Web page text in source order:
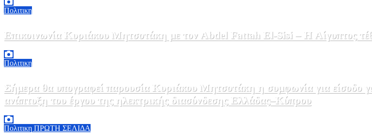
Πολιτικη
Επικοινωνία Κυριάκου Μητσοτάκη με τον Abdel Fattah El-Sisi – Η Αίγυπτος
Πολιτικη
Σήμερα θα υπογραφεί παρουσία Κυριάκου Μητσοτάκη η συμφωνία για είσοδο
ανάπτυξη του έργου της ηλεκτρικής διασύνδεσης Ελλάδας–Κύπρου
Πολιτικη ΠΡΩΤΗ ΣΕΛΙΔΑ